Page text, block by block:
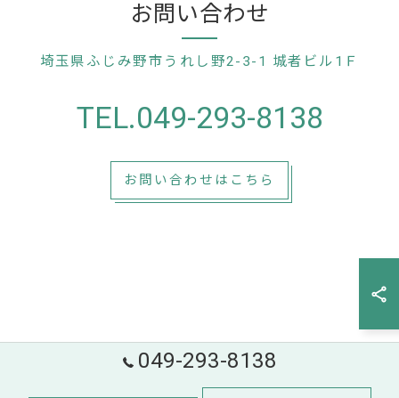
埼玉県ふじみ野市うれし野2-3-1 城者ビル1Ｆ
お問い合わせ
TEL.049-293-8138
お問い合わせはこちら
049-293-8138